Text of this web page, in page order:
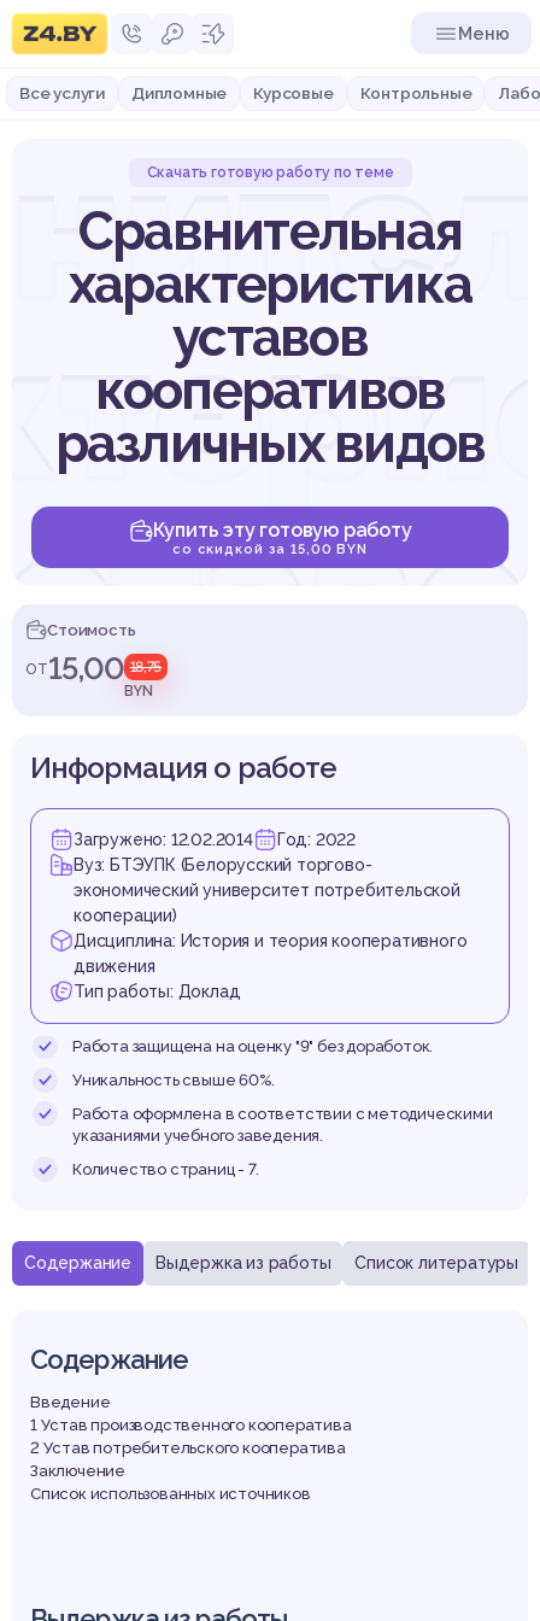
Меню
Все услуги Дипломные Курсовые Контрольные
Скачать готовую работу по теме
Сравнительная
характеристика
уставов
кооперативов
различных видов
Купить эту готовую работу
со скидкой за 15,00 BYN
Стоимость
от15,00 18,75
BYN
Содержание Выдержка из работы Список литературы
Содержание
Введение
1 Устав производственного кооператива
2 Устав потребительского кооператива
Заключение
Список использованных источников
Информация о работе
Загружено: 12.02.2014
Год: 2022
Вуз: БТЭУПК (Белорусский торгово-
экономический университет потребительской
кооперации)
Дисциплина: История и теория кооперативного
движения
Тип работы: Доклад
Работа защищена на оценку "9" без доработок.
Уникальность свыше 60%.
Работа оформлена в соответствии с методическими
указаниями учебного заведения.
Количество страниц - 7.